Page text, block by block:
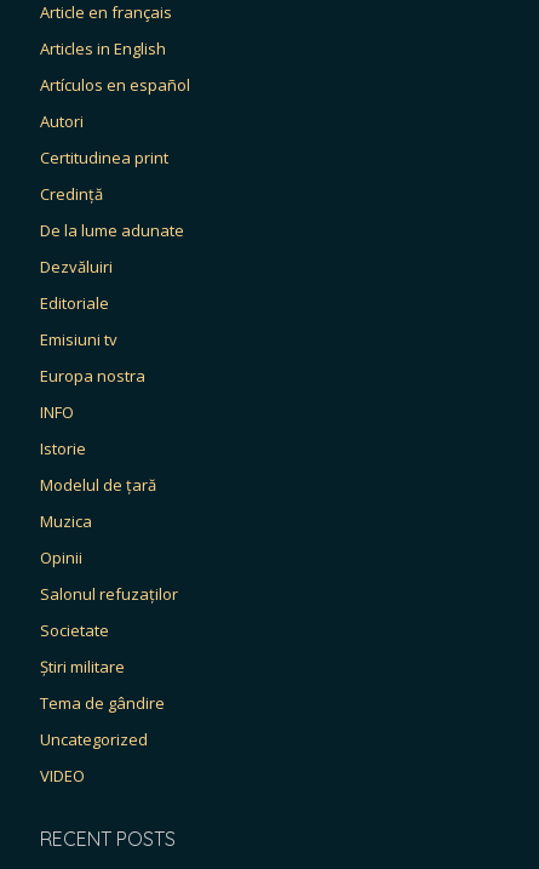
Article en français
Articles in English
Artículos en español
Autori
Certitudinea print
Credință
De la lume adunate
Dezvăluiri
Editoriale
Emisiuni tv
Europa nostra
INFO
Istorie
Modelul de țară
Muzica
Opinii
Salonul refuzaților
Societate
Știri militare
Tema de gândire
Uncategorized
VIDEO
RECENT POSTS